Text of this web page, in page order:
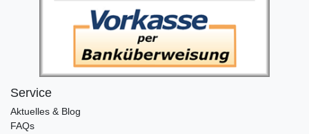
Service
Aktuelles & Blog
FAQs